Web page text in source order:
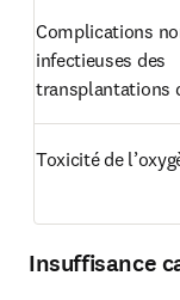
Complications
infectieuses des
transplantations
Toxicité de
Insuffisance